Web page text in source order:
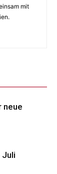
mit
neue
Juli